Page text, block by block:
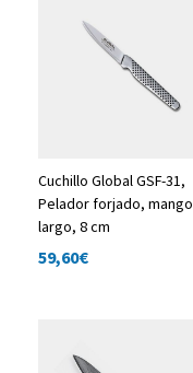
Cuchillo Global GSF-31,
Pelador forjado, mango
largo, 8 cm
59,60€